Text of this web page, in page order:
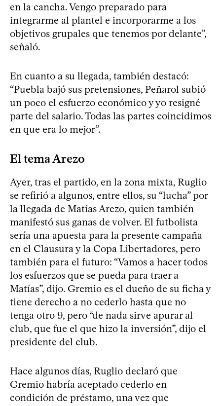
en la cancha. Vengo preparado para
integrarme al plantel e incorporarme a los
objetivos grupales que tenemos por delante”,
señaló.
En cuanto a su llegada, también destacó:
“Puebla bajó sus pretensiones, Peñarol subió
un poco el esfuerzo económico y yo resigné
parte del salario. Todas las partes coincidimos
en que era lo mejor”.
El tema Arezo
Ayer, tras el partido, en la zona mixta, Ruglio
se refirió a algunos, entre ellos, su “lucha” por
la llegada de Matías Arezo, quien también
manifestó sus ganas de volver. El futbolista
sería una apuesta para la presente campaña
en el Clausura y la Copa Libertadores, pero
también para el futuro: “Vamos a hacer todos
los esfuerzos que se pueda para traer a
Matías”, dijo. Gremio es el dueño de su ficha y
tiene derecho a no cederlo hasta que no
tenga otro 9, pero “de nada sirve apurar al
club, que fue el que hizo la inversión”, dijo el
presidente del club.
Hace algunos días, Ruglio declaró que
Gremio habría aceptado cederlo en
condición de préstamo, una vez que